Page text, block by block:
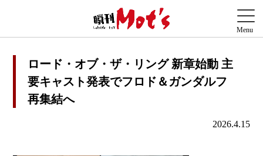
ロード・オブ・ザ・リング 新章始動 主
要キャスト発表でフロド＆ガンダルフ
再集結へ
2026.4.15